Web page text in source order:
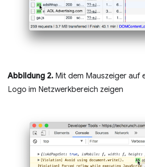
Abbildung 2. Mit dem Mauszeiger auf
Logo im Netzwerkbereich zeigen